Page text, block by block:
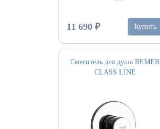
11 690 ₽ Купить
Смеситель для душа REMER
CLASS LINE